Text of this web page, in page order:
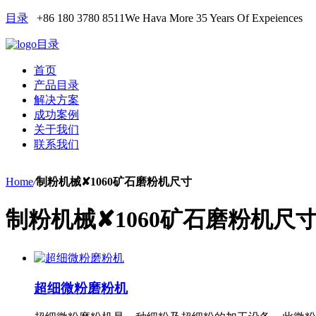
目录 +86 180 3780 8511We Hava More 35 Years Of Expeiences
目录
首页
产品目录
解决方案
成功案例
关于我们
联系我们
Home/制粉机械✘1060矿石磨粉机尺寸
制粉机械✘1060矿石磨粉机尺
超细微粉磨粉机